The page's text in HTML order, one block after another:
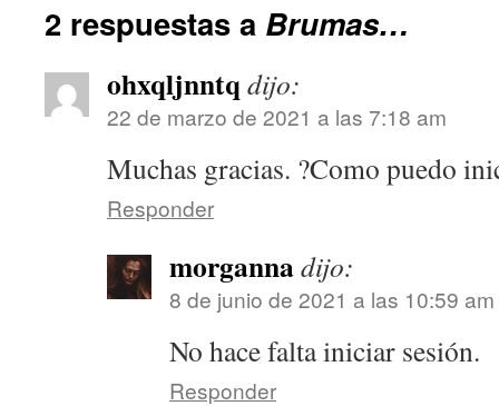
2 respuestas a Brumas…
ohxqljnntq dijo:
22 de marzo de 2021 a las 7:18 am
Muchas gracias. ?Como puedo
Responder
morgannadijo:
8 de junio de 2021 a las 10:59 am
No hace falta iniciar sesión.
Responder